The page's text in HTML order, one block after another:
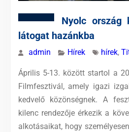
Nyolc ország
látogat hazánkba
admin Hírek hírek,
Április 5-13. között startol a
Filmfesztivál, amely igazi
kedvelő közönségnek. A
kilenc rendezője érkezik a
alkotásaikat, hogy